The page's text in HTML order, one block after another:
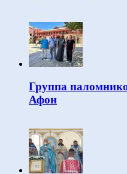
Группа
Афон